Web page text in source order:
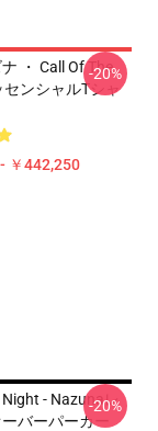
・ Call Of The
センシャルTシャ
￥442,250
-20%
Night - Nazunaレ
バーパーカー
-20%